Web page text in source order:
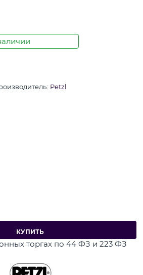
Petzl
КУПИТЬ
торгах по 44 ФЗ и 223 ФЗ